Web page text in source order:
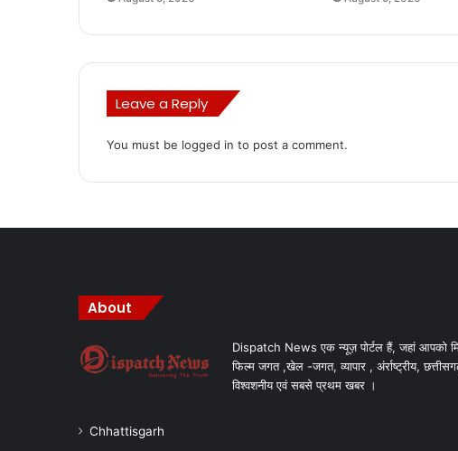
Leave a Reply
You must be logged in to post a comment.
About
Dispatch News एक न्यूज़ पोर्टल हैं, जहां आपको
फिल्म जगत ,खेल -जगत, व्यापार , अंर्राष्ट्रीय,
विश्वशनीय एवं सबसे प्रथम खबर ।
Chhattisgarh